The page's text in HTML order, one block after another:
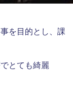
を目的とし、課
とても綺麗